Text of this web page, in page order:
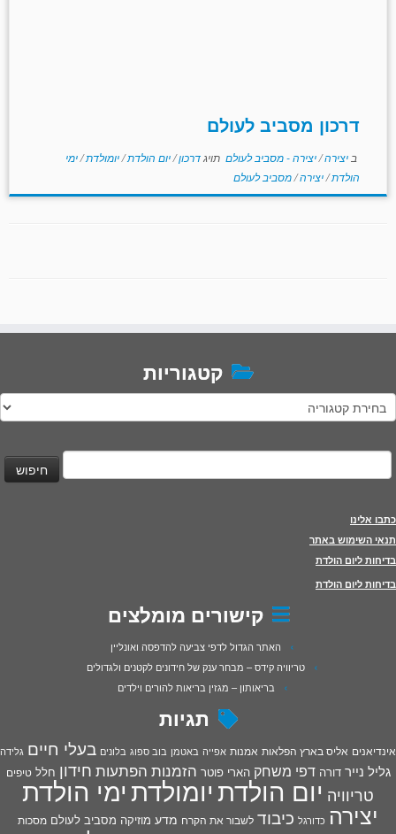
דרכון מסביב לעולם
ב יצירה/יצירה - מסביב לעולם תויגדרכון/יום הולדת/יומולדת/ימי
הולדת/יצירה/מסביב לעולם
קטגוריות
קטגוריות
חיפוש:
כתבו אלינו
תנאי השימוש באתר
בדיחות ליום הולדת
בדיחות ליום הולדת
קישורים מומלצים
האתר הגדול לדפי צביעה להדפסה ואונליין
טריוויה קידס – מבחר ענק של חידונים לקטנים ולגדולים
בריאותון – מגזין בריאות להורים וילדים
תגיות
אינדיאנים אליס בארץ הפלאות אמנות אפייה באטמן בוב ספוג בלונים בעלי חיים גלידה
גליל נייר דורה דפי משחק הארי פוטר הזמנות הפתעות חידון חלל טיפים
טריוויה יום הולדתיומולדתימי הולדת
יצירה כדורגל כיבוד לשבור את הקרח מדע מוזיקה מסביב לעולם מסכות